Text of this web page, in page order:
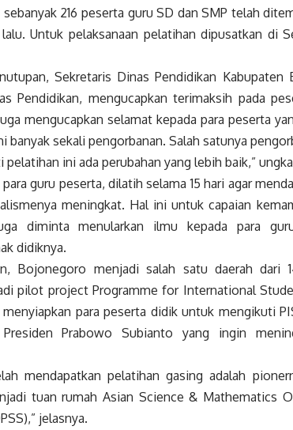
216 peserta guru SD dan SMP telah
Untuk pelaksanaan pelatihan dipusatkan di
Sekretaris Dinas Pendidikan Kabupaten
Pendidikan, mengucapkan terimaksih pada
mengucapkan selamat kepada para peserta
banyak sekali pengorbanan. Salah satunya
ini ada perubahan yang lebih baik,”
guru peserta, dilatih selama 15 hari agar
meningkat. Hal ini untuk capaian
diminta menularkan ilmu kepada para
didiknya.
Bojonegoro menjadi salah satu daerah dari
pilot project Programme for International
para peserta didik untuk mengikuti
Prabowo Subianto yang ingin
mendapatkan pelatihan gasing adalah
tuan rumah Asian Science & Mathematics
jelasnya.